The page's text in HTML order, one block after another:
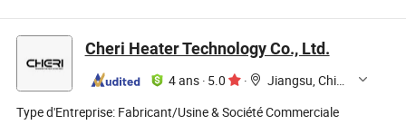
électrique, , Gril
électrique SUS304
Élément chauffant
chauffe-eau
chauffant en cuivre
cuisson électrique,
de four à pain
Cheri Heater Technology Co., Ltd.
4 ans · 5.0 ·
Jiangsu, China
Type d'Entreprise: Fabricant/Usine & Société Commerciale